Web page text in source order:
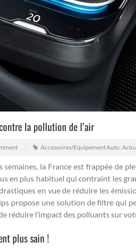
la pollution de l’air
Accessoires/Equipement Auto,
semaines, la France est frappée de
en plus habituel qui contraint les
en vue de réduire les
propose une solution de filtre qui
réduire l’impact des polluants sur
plus sain !